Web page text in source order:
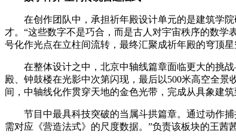
在创作团队中，承担祈年殿设计单元的是建筑学院
才。“这些数字不是巧合，而是古人对宇宙秩序的数
号化作光点在立柱间流转，最终汇聚成祈年殿的穹顶星
在整体设计之中，北京中轴线篇章面临更大的挑战
殿、钟鼓楼在光影中次第闪现，最后以500米高空全
间，中轴线化作贯穿天地的金色光带，完成从具象建筑
节目中最具科技突破的当属斗拱篇章。通过动作捕
需对应《营造法式》的尺度数据。”负责该板块的王茜